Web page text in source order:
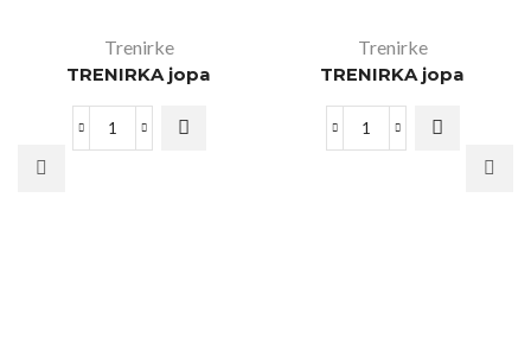
Trenirke
TRENIRKA jopa
Trenirke
TRENIRKA jopa